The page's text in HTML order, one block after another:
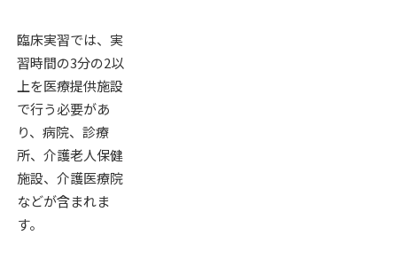
臨床実習では、実
習時間の3分の2以
上を医療提供施設
で行う必要があ
り、病院、診療
所、介護老人保健
施設、介護医療院
などが含まれま
す。